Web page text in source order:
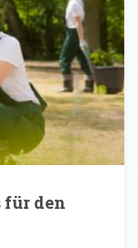
für den